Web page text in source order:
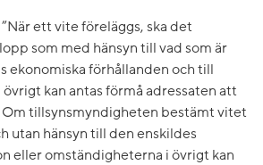
ett vite föreläggs, ska det
som med hänsyn till vad som är
ekonomiska förhållanden och till
kan antas förmå adressaten att
tillsynsmyndigheten bestämt vitet
utan hänsyn till den enskildes
eller omständigheterna i övrigt kan